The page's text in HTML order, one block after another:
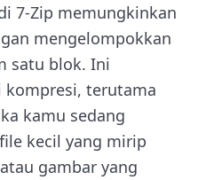
7-Zip memungkinkan
mengelompokkan
satu blok. Ini
terutama
kamu sedang
kecil yang mirip
gambar yang